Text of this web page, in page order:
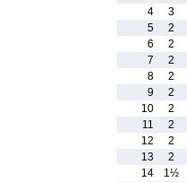
4
3
5
2
6
2
7
2
8
2
9
2
10
2
11
2
12
2
13
2
14
1½